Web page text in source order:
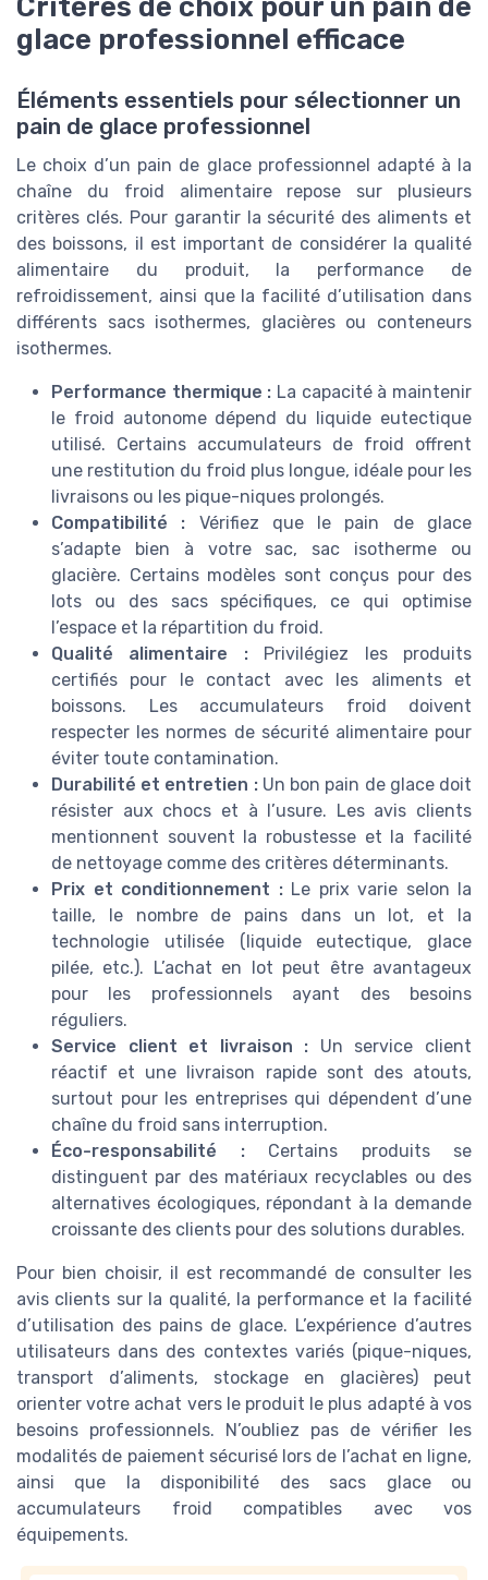
Critères de choix pour un pain de
glace professionnel efficace
Éléments essentiels pour sélectionner un
pain de glace professionnel
Le choix d’un pain de glace professionnel adapté à la
chaîne du froid alimentaire repose sur plusieurs
critères clés. Pour garantir la sécurité des aliments et
des boissons, il est important de considérer la qualité
alimentaire du produit, la performance de
refroidissement, ainsi que la facilité d’utilisation dans
différents sacs isothermes, glacières ou conteneurs
isothermes.
Performance thermique : La capacité à maintenir
le froid autonome dépend du liquide eutectique
utilisé. Certains accumulateurs de froid offrent
une restitution du froid plus longue, idéale pour les
livraisons ou les pique-niques prolongés.
Compatibilité : Vérifiez que le pain de glace
s’adapte bien à votre sac, sac isotherme ou
glacière. Certains modèles sont conçus pour des
lots ou des sacs spécifiques, ce qui optimise
l’espace et la répartition du froid.
Qualité alimentaire :Privilégiez les produits
certifiés pour le contact avec les aliments et
boissons. Les accumulateurs froid doivent
respecter les normes de sécurité alimentaire pour
éviter toute contamination.
Durabilité et entretien :Un bon pain de glace doit
résister aux chocs et à l’usure. Les avis clients
mentionnent souvent la robustesse et la facilité
de nettoyage comme des critères déterminants.
Prix et conditionnement :Le prix varie selon la
taille, le nombre de pains dans un lot, et la
technologie utilisée (liquide eutectique, glace
pilée, etc.). L’achat en lot peut être avantageux
pour les professionnels ayant des besoins
réguliers.
Service client et livraison : Un service client
réactif et une livraison rapide sont des atouts,
surtout pour les entreprises qui dépendent d’une
chaîne du froid sans interruption.
Éco-responsabilité :Certains produits se
distinguent par des matériaux recyclables ou des
alternatives écologiques, répondant à la demande
croissante des clients pour des solutions durables.
Pour bien choisir, il est recommandé de consulter les
avis clients sur la qualité, la performance et la facilité
d’utilisation des pains de glace. L’expérience d’autres
utilisateurs dans des contextes variés (pique-niques,
transport d’aliments, stockage en glacières) peut
orienter votre achat vers le produit le plus adapté à vos
besoins professionnels. N’oubliez pas de vérifier les
modalités de paiement sécurisé lors de l’achat en ligne,
ainsi que la disponibilité des sacs glace ou
accumulateurs froid compatibles avec vos
équipements.